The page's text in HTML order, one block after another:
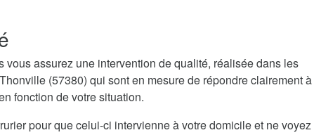
assurez une intervention de qualité, réalisée dans les
(57380) qui sont en mesure de répondre clairement à
fonction de votre situation.
pour que celui-ci intervienne à votre domicile et ne voyez